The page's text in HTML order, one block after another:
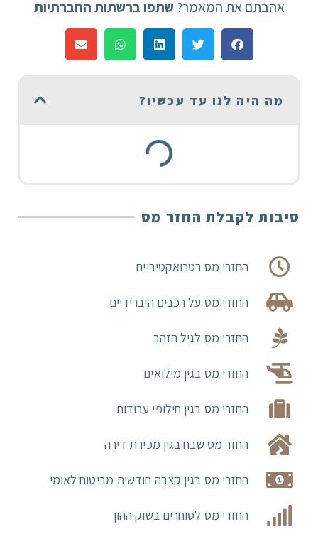
אהבתם את המאמר? שתפו ברשתות החברתיות
מה היה לנו עד עכשיו?
סיבות לקבלת החזר מס
החזרי מס רטרואקטיביים
החזרי מס על רכבים היברידיים
החזרי מס לגיל הזהב
החזרי מס בגין מילואים
החזרי מס בגין חילופי עבודות
החזר מס שבח בגין מכירת דירה
החזרי מס בגין קצבה חודשית מביטוח לאומי
החזרי מס לסוחרים בשוק ההון